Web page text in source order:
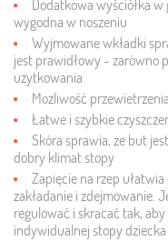
Dodatkowa wyściółka
wygodna w noszeniu
Wyjmowane wkładki
jest prawidłowy - zarówno
użytkowania
Możliwość
Łatwe i szybkie
Skóra sprawia, że ​​but
dobry klimat stopy
Zapięcie na rzep
zakładanie i zdejmowanie.
regulować i skracać tak,
indywidualnej stopy dziecka